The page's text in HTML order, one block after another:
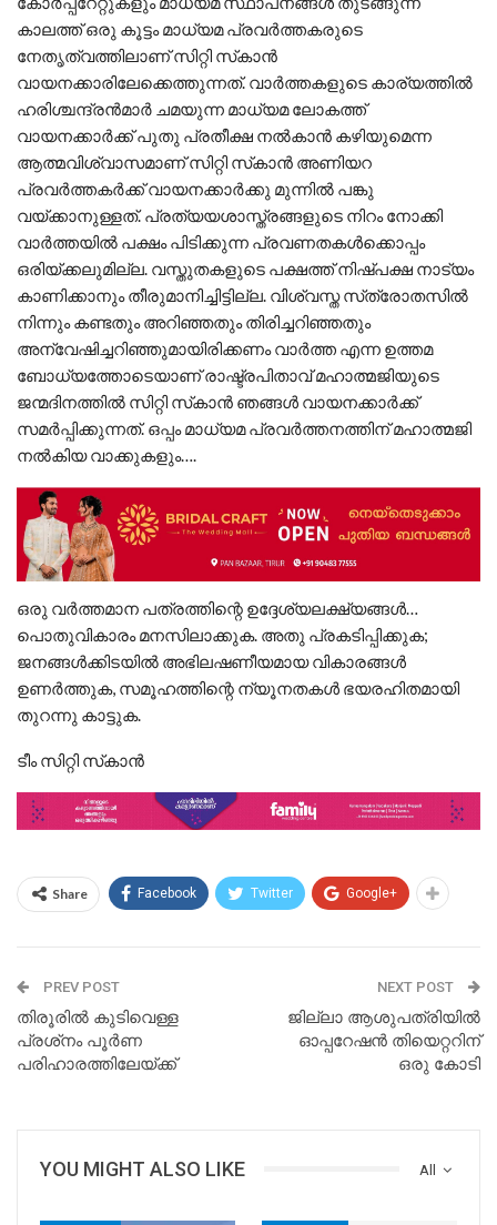
കാലത്ത് ഒരു കൂട്ടം മാധ്യമ പ്രവര്‍ത്തകരുടെ
നേതൃത്വത്തിലാണ് സിറ്റി സ്‌കാന്‍
വായനക്കാരിലേക്കെത്തുന്നത്. വാര്‍ത്തകളുടെ കാര്യത്തില്‍
ഹരിശ്ചന്ദ്രന്‍മാര്‍ ചമയുന്ന മാധ്യമ ലോകത്ത്
വായനക്കാര്‍ക്ക് പുതു പ്രതീക്ഷ നല്‍കാന്‍ കഴിയുമെന്ന
ആത്മവിശ്വാസമാണ് സിറ്റി സ്‌കാന്‍ അണിയറ
പ്രവര്‍ത്തകര്‍ക്ക് വായനക്കാര്‍ക്കു മുന്നില്‍ പങ്കു
വയ്ക്കാനുള്ളത്. പ്രത്യയശാസ്ത്രങ്ങളുടെ നിറം നോക്കി
വാര്‍ത്തയില്‍ പക്ഷം പിടിക്കുന്ന പ്രവണതകള്‍ക്കൊപ്പം
ഒരിയ്ക്കലുമില്ല. വസ്തുതകളുടെ പക്ഷത്ത് നിഷ്പക്ഷ നാട്യം
കാണിക്കാനും തീരുമാനിച്ചിട്ടില്ല. വിശ്വസ്ത സ്‌ത്രോതസില്‍
നിന്നും കണ്ടതും അറിഞ്ഞതും തിരിച്ചറിഞ്ഞതും
അന്വേഷിച്ചറിഞ്ഞുമായിരിക്കണം വാര്‍ത്ത എന്ന ഉത്തമ
ബോധ്യത്തോടെയാണ് രാഷ്ട്രപിതാവ് മഹാത്മജിയുടെ
ജന്മദിനത്തില്‍ സിറ്റി സ്‌കാന്‍ ഞങ്ങള്‍ വായനക്കാര്‍ക്ക്
സമര്‍പ്പിക്കുന്നത്. ഒപ്പം മാധ്യമ പ്രവര്‍ത്തനത്തിന് മഹാത്മജി
നല്‍കിയ വാക്കുകളും….
ഒരു വര്‍ത്തമാന പത്രത്തിന്റെ ഉദ്ദേശ്യലക്ഷ്യങ്ങള്‍…
പൊതുവികാരം മനസിലാക്കുക. അതു പ്രകടിപ്പിക്കുക;
ജനങ്ങള്‍ക്കിടയില്‍ അഭിലഷണീയമായ വികാരങ്ങള്‍
ഉണര്‍ത്തുക, സമൂഹത്തിന്റെ ന്യൂനതകള്‍ ഭയരഹിതമായി
തുറന്നു കാട്ടുക.
ടീം സിറ്റി സ്‌കാന്‍
Share Facebook Twitter Google+
PREV POST
തിരൂരില്‍ കുടിവെള്ള
പ്രശ്‌നം പൂര്‍ണ
പരിഹാരത്തിലേയ്ക്ക്
NEXT POST
ജില്ലാ ആശുപത്രിയില്‍
ഓപ്പറേഷന്‍ തിയെറ്ററിന്
ഒരു കോടി
All
YOU MIGHT ALSO LIKE